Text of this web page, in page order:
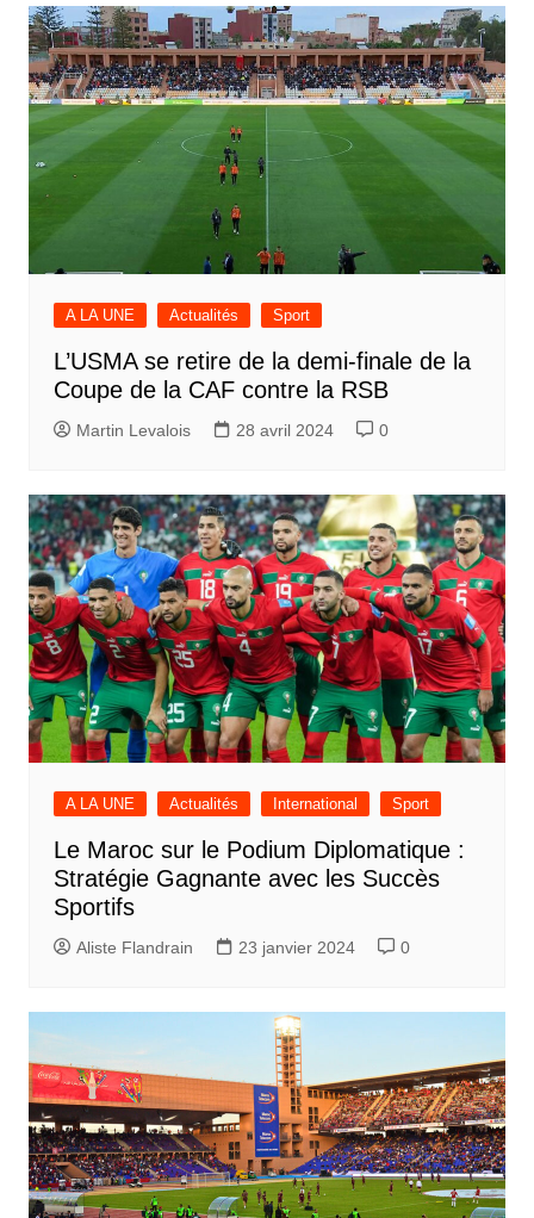
A LA UNE Actualités Sport
L’USMA se retire de la demi-finale de la
Coupe de la CAF contre la RSB
Martin Levalois 28 avril 2024 0
A LA UNE Actualités International Sport
Le Maroc sur le Podium Diplomatique :
Stratégie Gagnante avec les Succès
Sportifs
Aliste Flandrain 23 janvier 2024 0